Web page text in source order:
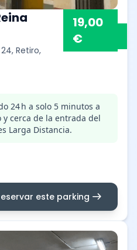
Retiro,
19,00
€
24 h a solo 5 minutos a
cerca de la entrada del
Larga Distancia.
este parking arrow_right_alt